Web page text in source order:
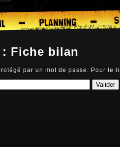
: Fiche bilan
par un mot de passe. Pour le